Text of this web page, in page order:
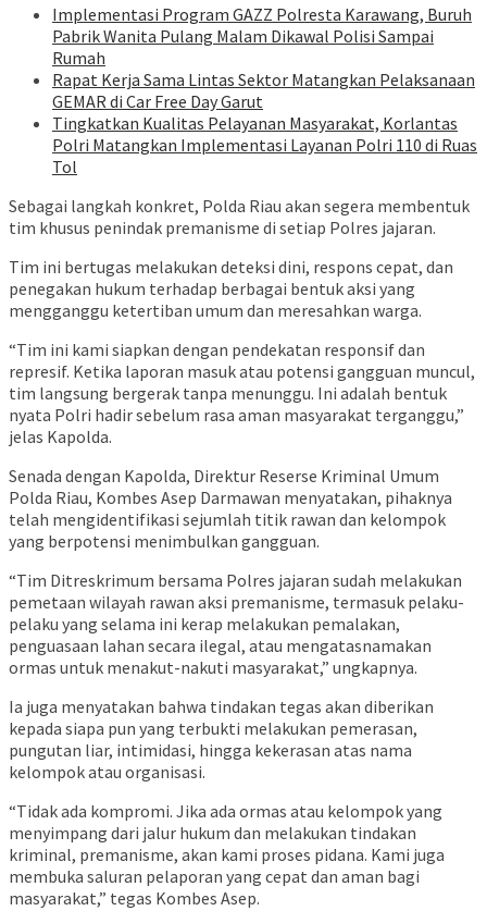
Implementasi Program GAZZ Polresta Karawang, Buruh
Pabrik Wanita Pulang Malam Dikawal Polisi Sampai
Rumah
Rapat Kerja Sama Lintas Sektor Matangkan Pelaksanaan
GEMAR di Car Free Day Garut
Tingkatkan Kualitas Pelayanan Masyarakat, Korlantas
Polri Matangkan Implementasi Layanan Polri 110 di Ruas
Tol
Sebagai langkah konkret, Polda Riau akan segera membentuk
tim khusus penindak premanisme di setiap Polres jajaran.
Tim ini bertugas melakukan deteksi dini, respons cepat, dan
penegakan hukum terhadap berbagai bentuk aksi yang
mengganggu ketertiban umum dan meresahkan warga.
“Tim ini kami siapkan dengan pendekatan responsif dan
represif. Ketika laporan masuk atau potensi gangguan muncul,
tim langsung bergerak tanpa menunggu. Ini adalah bentuk
nyata Polri hadir sebelum rasa aman masyarakat terganggu,”
jelas Kapolda.
Senada dengan Kapolda, Direktur Reserse Kriminal Umum
Polda Riau, Kombes Asep Darmawan menyatakan, pihaknya
telah mengidentifikasi sejumlah titik rawan dan kelompok
yang berpotensi menimbulkan gangguan.
“Tim Ditreskrimum bersama Polres jajaran sudah melakukan
pemetaan wilayah rawan aksi premanisme, termasuk pelaku-
pelaku yang selama ini kerap melakukan pemalakan,
penguasaan lahan secara ilegal, atau mengatasnamakan
ormas untuk menakut-nakuti masyarakat,” ungkapnya.
Ia juga menyatakan bahwa tindakan tegas akan diberikan
kepada siapa pun yang terbukti melakukan pemerasan,
pungutan liar, intimidasi, hingga kekerasan atas nama
kelompok atau organisasi.
“Tidak ada kompromi. Jika ada ormas atau kelompok yang
menyimpang dari jalur hukum dan melakukan tindakan
kriminal, premanisme, akan kami proses pidana. Kami juga
membuka saluran pelaporan yang cepat dan aman bagi
masyarakat,” tegas Kombes Asep.